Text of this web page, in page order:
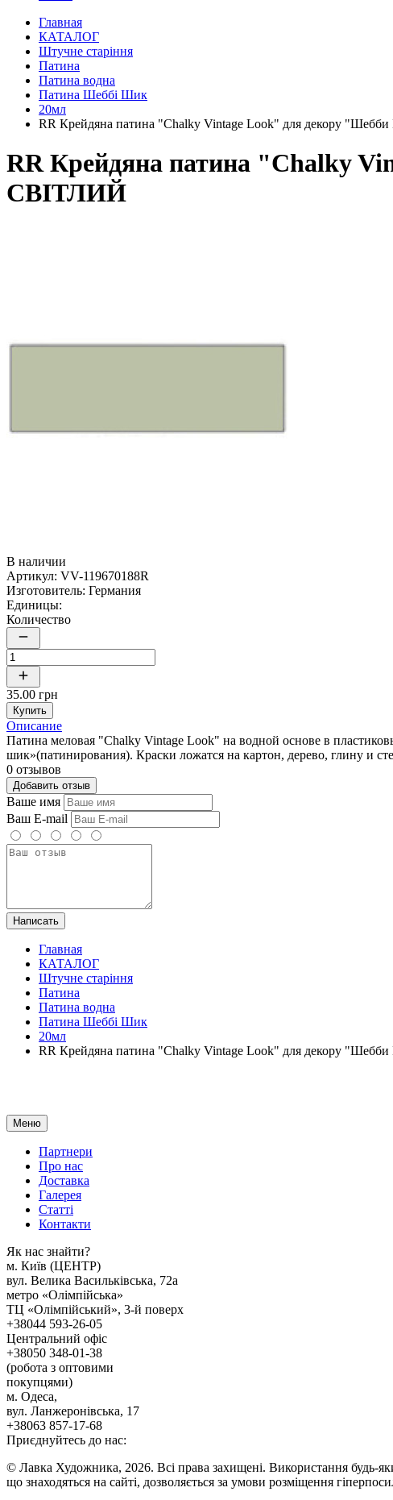
Главная
КАТАЛОГ
Штучне старіння
Патина
Патина водна
Патина Шеббі Шик
20мл
RR Крейдяна патина "Chalky Vintage Look" для декору
RR Крейдяна патина "Chalky
СВІТЛИЙ
В наличии
Артикул: VV-119670188R
Изготовитель: Германия
Единицы:
Количество
35.00 грн
Купить
Описание
Патина меловая "Chalky Vintage Look" на водной основе в
шик»(патинирования). Краски ложатся на картон, дерево, глину и
0 отзывов
Добавить отзыв
Ваше имя
Ваш E-mail
Написать
Главная
КАТАЛОГ
Штучне старіння
Патина
Патина водна
Патина Шеббі Шик
20мл
RR Крейдяна патина "Chalky Vintage Look" для декору
Меню
Партнери
Про нас
Доставка
Галерея
Статтi
Контакти
Як наc знайти?
м. Киïв (ЦЕНТР)
вул. Велика Васильківська, 72а
метро «Олімпійська»
ТЦ «Олімпійський», 3-й поверх
+38044 593-26-05
Центральний офіс
+38050 348-01-38
(робота з оптовими
покупцями)
м. Одеса,
вул. Ланжеронівська, 17
+38063 857-17-68
Приєднуйтесь до нас:
© Лавка Художника, 2026. Всі права захищені. Використання будь-
що знаходяться на сайті, дозволяється за умови розміщення